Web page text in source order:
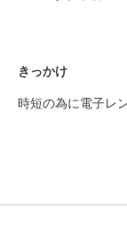
きっかけ
時短の為に電子レ